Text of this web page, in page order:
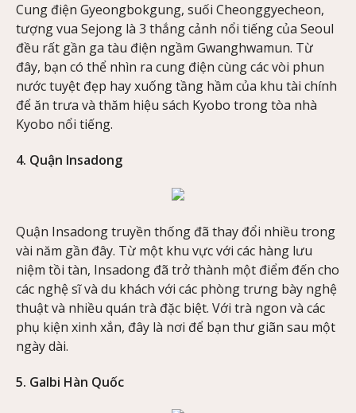
Cung điện Gyeongbokgung, suối Cheonggyecheon,
tượng vua Sejong là 3 thắng cảnh nổi tiếng của Seoul
đều rất gần ga tàu điện ngầm Gwanghwamun. Từ
đây, bạn có thể nhìn ra cung điện cùng các vòi phun
nước tuyệt đẹp hay xuống tầng hầm của khu tài chính
để ăn trưa và thăm hiệu sách Kyobo trong tòa nhà
Kyobo nổi tiếng.
4. Quận Insadong
Quận Insadong truyền thống đã thay đổi nhiều trong
vài năm gần đây. Từ một khu vực với các hàng lưu
niệm tồi tàn, Insadong đã trở thành một điểm đến cho
các nghệ sĩ và du khách với các phòng trưng bày nghệ
thuật và nhiều quán trà đặc biệt. Với trà ngon và các
phụ kiện xinh xắn, đây là nơi để bạn thư giãn sau một
ngày dài.
5. Galbi Hàn Quốc